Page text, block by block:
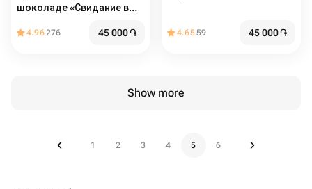
шоколаде «Свидание в
4.96276 45 000֏ 4.6559 45 000֏
Show more
1 2 3 4 5 6